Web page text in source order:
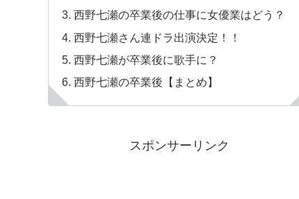
西野七瀬の卒業後の仕事に女優業はどう？
西野七瀬さん連ドラ出演決定！！
西野七瀬が卒業後に歌手に？
西野七瀬の卒業後【まとめ】
スポンサーリンク